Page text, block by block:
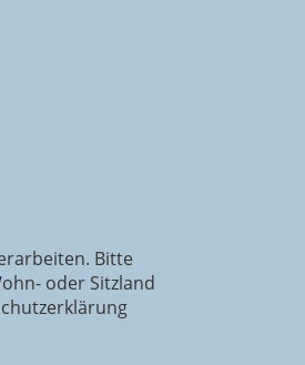
Bitte
oder Sitzland